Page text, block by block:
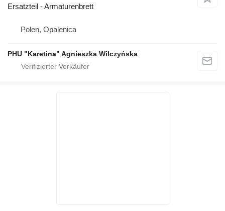
Ersatzteil - Armaturenbrett
Polen, Opalenica
PHU "Karetina" Agnieszka Wilczyńska